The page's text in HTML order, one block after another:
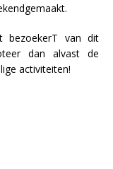
bezoekerT van dit
dan alvast de
activiteiten!